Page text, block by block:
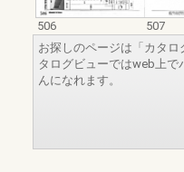
506
507
お探しのページは「カタ
タログビューではweb上で
んになれます。